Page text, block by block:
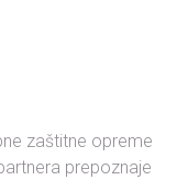
zaštitne opreme
prepoznaje